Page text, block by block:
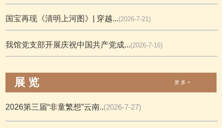
国宝再现《清明上河图》| 穿越...(2026-7-21)
我馆党支部开展庆祝中国共产党成...(2026-7-16)
展 览 更 多 +
2026第三届“非童繁想”云南..(2026-7-27)